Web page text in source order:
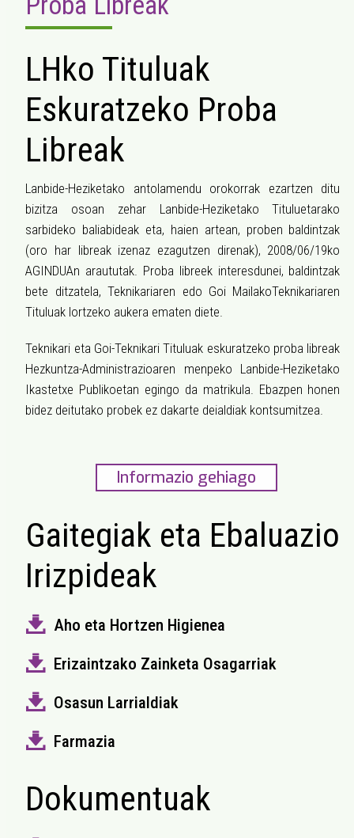
LHko Tituluak
Eskuratzeko Proba
Libreak
Lanbide-Heziketako antolamendu orokorrak ezartzen ditu
bizitza osoan zehar Lanbide-Heziketako Tituluetarako
sarbideko baliabideak eta, haien artean, proben baldintzak
(oro har libreak izenaz ezagutzen direnak), 2008/06/19ko
AGINDUAn araututak. Proba libreek interesdunei, baldintzak
bete ditzatela, Teknikariaren edo Goi MailakoTeknikariaren
Tituluak lortzeko aukera ematen diete.
Teknikari eta Goi-Teknikari Tituluak eskuratzeko proba libreak
Hezkuntza-Administrazioaren menpeko Lanbide-Heziketako
Ikastetxe Publikoetan egingo da matrikula. Ebazpen honen
bidez deitutako probek ez dakarte deialdiak kontsumitzea.
Informazio gehiago
Gaitegiak eta Ebaluazio
Irizpideak
Aho eta Hortzen Higienea
Erizaintzako Zainketa Osagarriak
Osasun Larrialdiak
Farmazia
Dokumentuak